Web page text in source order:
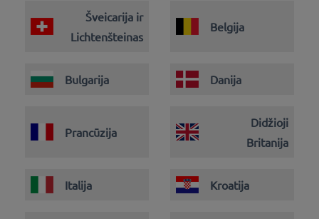
Šveicarija ir
Lichtenšteinas
Belgija
Bulgarija Danija
Prancūzija
Didžioji
Britanija
Italija Kroatija